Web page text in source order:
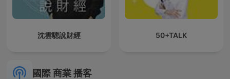
沈雲驄說財經 50+TALK
國際 商業 播客